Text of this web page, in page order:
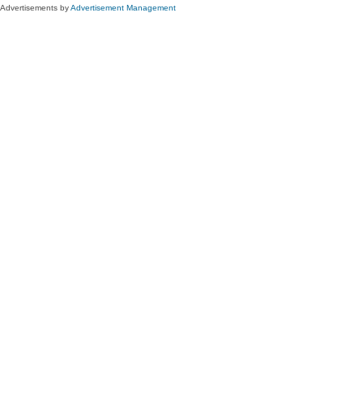
Advertisements byAdvertisement Management